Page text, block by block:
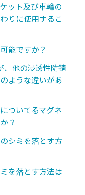
ット及び車輪の
りに使用するこ
能ですか？
、他の浸透性防錆
ような違いがあ
ついてるマグネ
？
シミを落とす方
を落とす方法は